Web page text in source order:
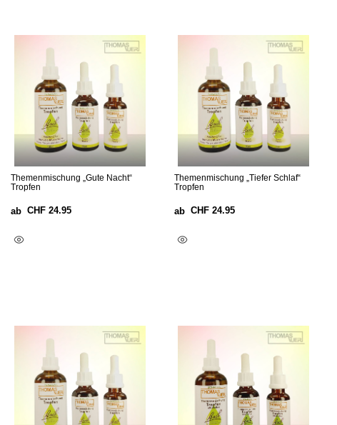
Themenmischung „Gute Nacht“
Tropfen
ab CHF 24.95
Themenmischung „Tiefer Schlaf“
Tropfen
ab CHF 24.95